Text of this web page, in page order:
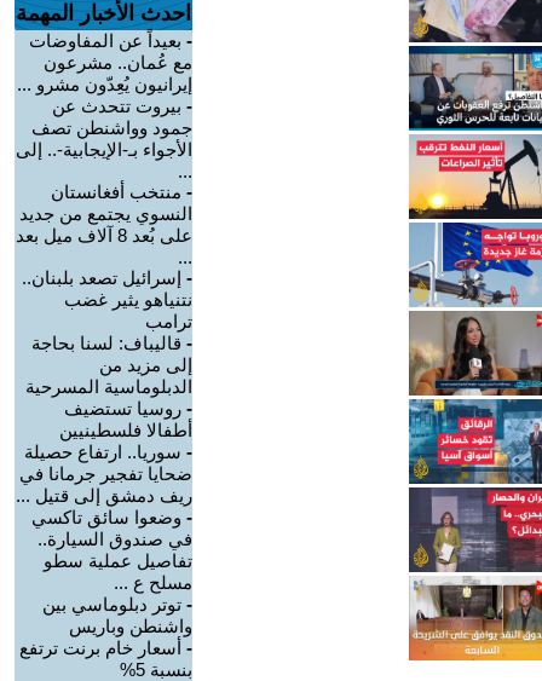
احدث الأخبار المهمة
- بعيداً عن المفاوضات
مع عُمان.. مشرعون
إيرانيون يُعِدّون مشرو ...
- بيروت تتحدث عن
جمود وواشنطن تصف
الأجواء بـ-الإيجابية-.. إلى
...
- منتخب أفغانستان
النسوي يجتمع من جديد
على بُعد 8 آلاف ميل بعد
...
- إسرائيل تصعد بلبنان..
نتنياهو يثير غضب
ترامب
- قاليباف: لسنا بحاجة
إلى مزيد من
الدبلوماسية المسرحية
- روسيا تستضيف
أطفالا فلسطينيين
- سوريا.. ارتفاع حصيلة
ضحايا تفجير جرمانا في
ريف دمشق إلى قتيل ...
- وضعوا سائق تاكسي
في صندوق السيارة..
تفاصيل عملية سطو
مسلح ع ...
- توتر دبلوماسي بين
واشنطن وباريس
- أسعار خام برنت ترتفع
بنسبة 5%